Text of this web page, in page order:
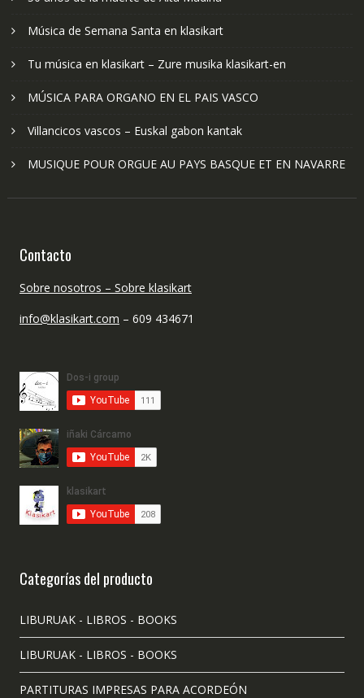
Música de Semana Santa en klasikart
Tu música en klasikart – Zure musika klasikart-en
MÚSICA PARA ORGANO EN EL PAIS VASCO
Villancicos vascos – Euskal gabon kantak
MUSIQUE POUR ORGUE AU PAYS BASQUE ET EN NAVARRE
Contacto
Sobre nosotros – Sobre klasikart
info@klasikart.com – 609 434671
Categorías del producto
LIBURUAK - LIBROS - BOOKS
LIBURUAK - LIBROS - BOOKS
PARTITURAS IMPRESAS PARA ACORDEÓN